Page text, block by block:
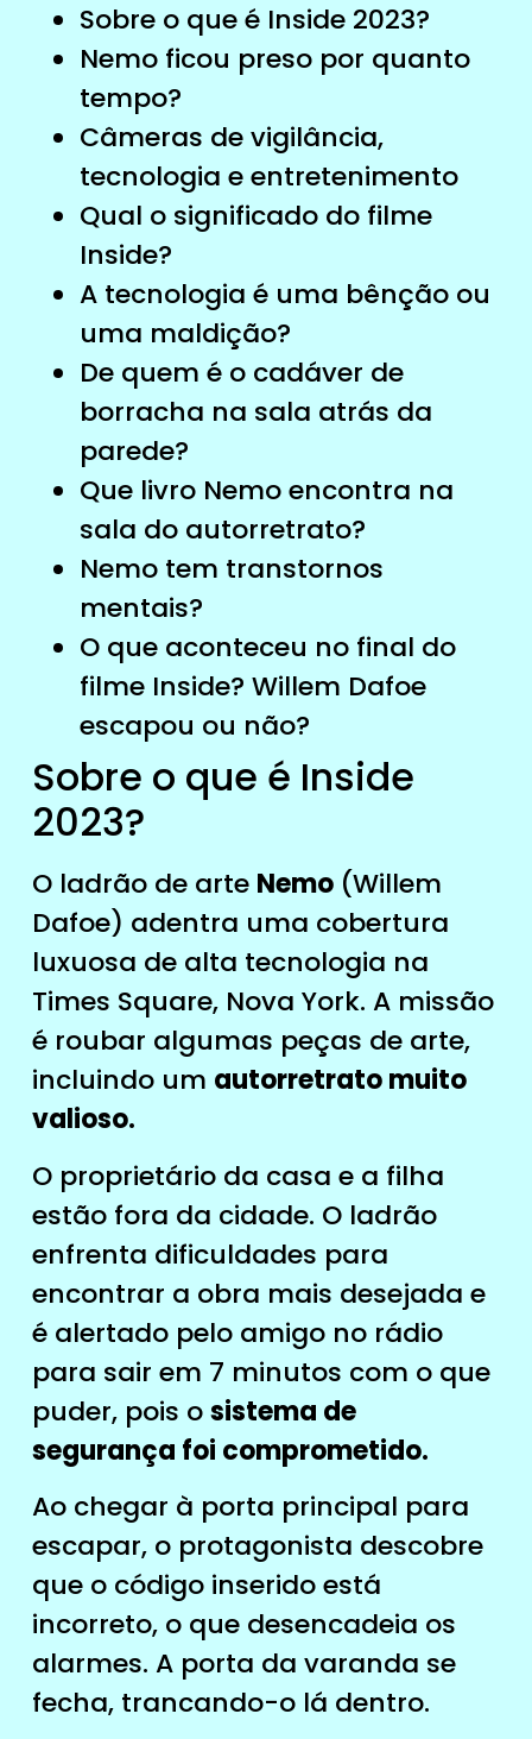
Sobre o que é Inside 2023?
Nemo ficou preso por quanto
tempo?
Câmeras de vigilância,
tecnologia e entretenimento
Qual o significado do filme
Inside?
A tecnologia é uma bênção ou
uma maldição?
De quem é o cadáver de
borracha na sala atrás da
parede?
Que livro Nemo encontra na
sala do autorretrato?
Nemo tem transtornos
mentais?
O que aconteceu no final do
filme Inside? Willem Dafoe
escapou ou não?
Sobre o que é Inside
2023?
O ladrão de arte Nemo (Willem
Dafoe) adentra uma cobertura
luxuosa de alta tecnologia na
Times Square, Nova York. A missão
é roubar algumas peças de arte,
incluindo um autorretrato muito
valioso.
O proprietário da casa e a filha
estão fora da cidade. O ladrão
enfrenta dificuldades para
encontrar a obra mais desejada e
é alertado pelo amigo no rádio
para sair em 7 minutos com o que
puder, pois osistema de
segurança foi comprometido.
Ao chegar à porta principal para
escapar, o protagonista descobre
que o código inserido está
incorreto, o que desencadeia os
alarmes. A porta da varanda se
fecha, trancando-o lá dentro.